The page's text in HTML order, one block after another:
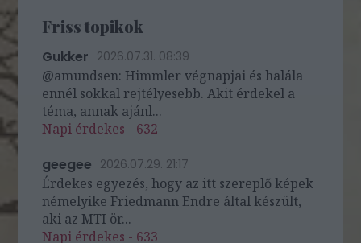
Friss topikok
Gukker 2026.07.31. 08:39
@amundsen: Himmler végnapjai és halála
ennél sokkal rejtélyesebb. Akit érdekel a
téma, annak ajánl...
Napi érdekes - 632
geegee 2026.07.29. 21:17
Érdekes egyezés, hogy az itt szereplő képek
némelyike Friedmann Endre által készült,
aki az MTI ör...
Napi érdekes - 633